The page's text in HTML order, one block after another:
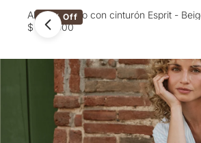
40% Off
Abrigo ceñido con cinturón Esprit -
$ 499.900